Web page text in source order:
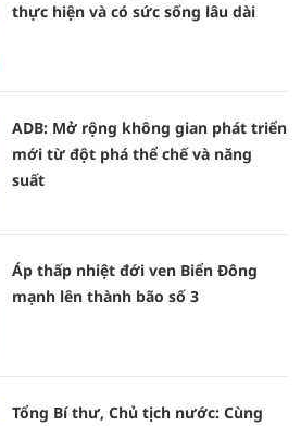
thực hiện và có sức sống lâu dài
ADB: Mở rộng không gian phát triển
mới từ đột phá thể chế và năng
suất
Áp thấp nhiệt đới ven Biển Đông
mạnh lên thành bão số 3
Tổng Bí thư, Chủ tịch nước: Cùng